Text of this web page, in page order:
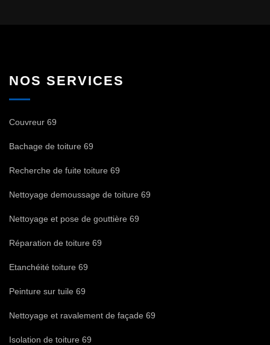
NOS SERVICES
Couvreur 69
Bachage de toiture 69
Recherche de fuite toiture 69
Nettoyage demoussage de toiture 69
Nettoyage et pose de gouttière 69
Réparation de toiture 69
Etanchéité toiture 69
Peinture sur tuile 69
Nettoyage et ravalement de façade 69
Isolation de toiture 69